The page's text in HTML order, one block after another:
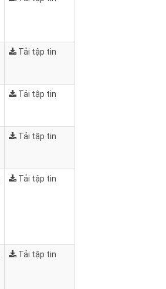
Tải tập tin
Tải tập tin
Tải tập tin
Tải tập tin
Tải tập tin